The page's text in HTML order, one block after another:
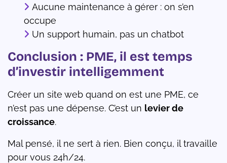
Aucune maintenance à gérer : on s’en
occupe
Un support humain, pas un chatbot
Conclusion : PME, il est temps
d’investir intelligemment
Créer un site web quand on est une PME, ce
n’est pas une dépense. C’est un levier de
croissance.
Mal pensé, il ne sert à rien. Bien conçu, il travaille
pour vous 24h/24.